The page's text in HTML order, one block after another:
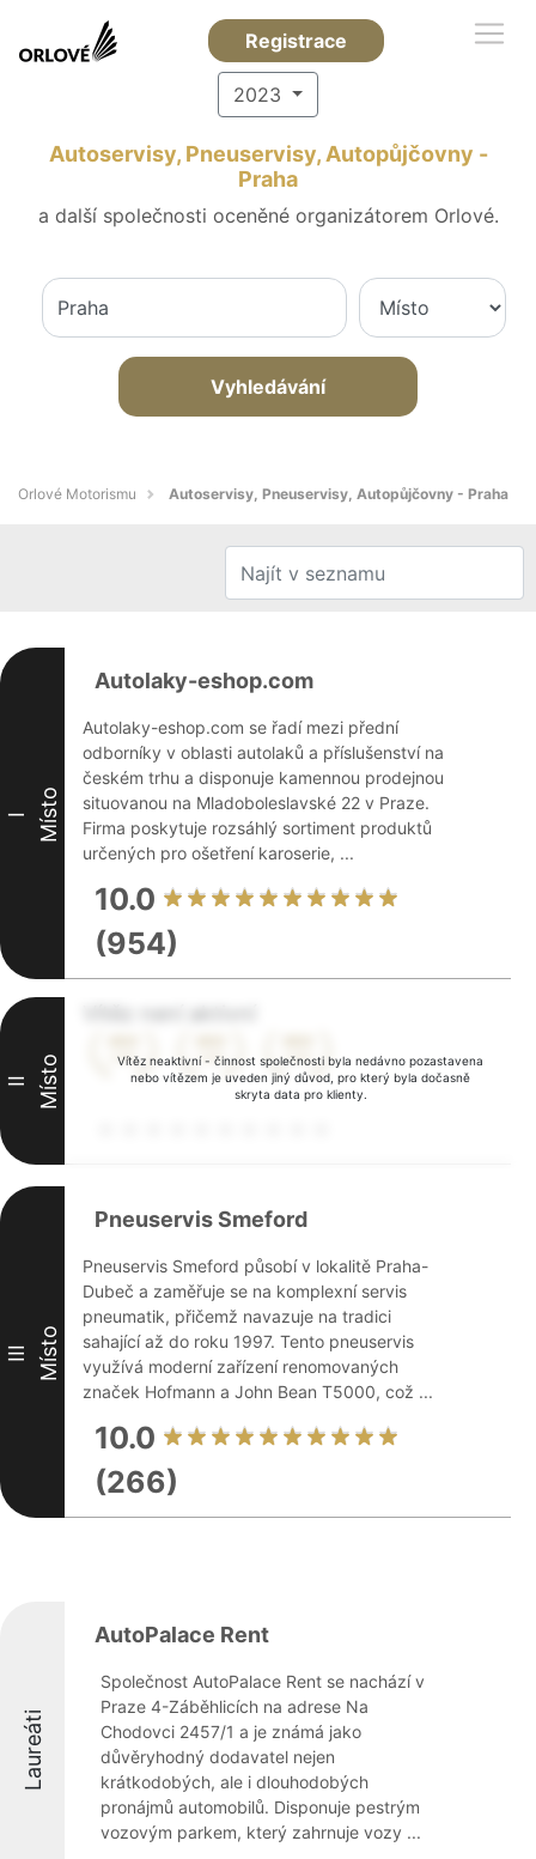
Registrace
2023
Autoservisy, Pneuservisy, Autopůjčovny -
Praha
a další společnosti oceněné organizátorem Orlové.
Vyhledávání
Orlové Motorismu Autoservisy, Pneuservisy, Autopůjčovny - Praha
I Místo
Autolaky-eshop.com
Autolaky-eshop.com se řadí mezi přední
odborníky v oblasti autolaků a příslušenství na
českém trhu a disponuje kamennou prodejnou
situovanou na Mladoboleslavské 22 v Praze.
Firma poskytuje rozsáhlý sortiment produktů
určených pro ošetření karoserie, ...
10.0
(954)
Vítěz neaktivní - činnost společnosti byla nedávno pozastavena
nebo vítězem je uveden jiný důvod, pro který byla dočasně
skryta data pro klienty.
II Místo
III Místo
Pneuservis Smeford
Pneuservis Smeford působí v lokalitě Praha-
Dubeč a zaměřuje se na komplexní servis
pneumatik, přičemž navazuje na tradici
sahající až do roku 1997. Tento pneuservis
využívá moderní zařízení renomovaných
značek Hofmann a John Bean T5000, což ...
10.0
(266)
Laureáti
AutoPalace Rent
Společnost AutoPalace Rent se nachází v
Praze 4-Záběhlicích na adrese Na
Chodovci 2457/1 a je známá jako
důvěryhodný dodavatel nejen
krátkodobých, ale i dlouhodobých
pronájmů automobilů. Disponuje pestrým
vozovým parkem, který zahrnuje vozy ...